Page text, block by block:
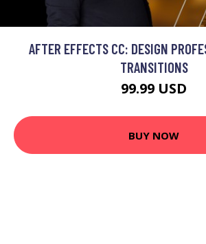
AFTER EFFECTS CC: DESIGN
TRANSITIONS
99.99 USD
BUY NOW